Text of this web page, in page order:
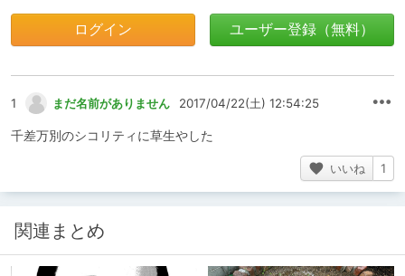
ログイン ユーザー登録（無料）
1 まだ名前がありません 2017/04/22(土) 12:54:25
千差万別のシコリティに草生やした
いいね 1
関連まとめ